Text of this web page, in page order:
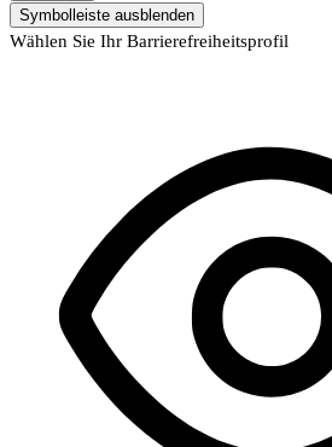
Symbolleiste ausblenden
Wählen Sie Ihr Barrierefreiheitsprofil